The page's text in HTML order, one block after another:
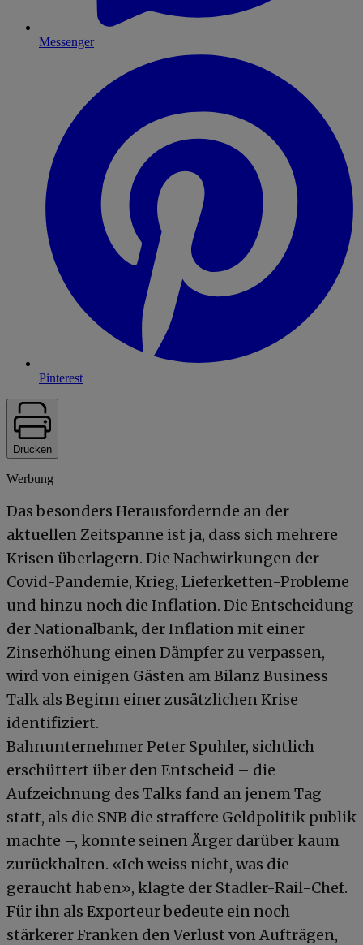
Messenger
Pinterest
Drucken
Werbung
Das besonders Herausfordernde an der
aktuellen Zeitspanne ist ja, dass sich mehrere
Krisen überlagern. Die Nachwirkungen der
Covid-Pandemie, Krieg, Lieferketten-Probleme
und hinzu noch die Inflation. Die Entscheidung
der Nationalbank, der Inflation mit einer
Zinserhöhung einen Dämpfer zu verpassen,
wird von einigen Gästen am Bilanz Business
Talk als Beginn einer zusätzlichen Krise
identifiziert.
Bahnunternehmer Peter Spuhler, sichtlich
erschüttert über den Entscheid – die
Aufzeichnung des Talks fand an jenem Tag
statt, als die SNB die straffere Geldpolitik publik
machte –, konnte seinen Ärger darüber kaum
zurückhalten. «Ich weiss nicht, was die
geraucht haben», klagte der Stadler-Rail-Chef.
Für ihn als Exporteur bedeute ein noch
stärkerer Franken den Verlust von Aufträgen,